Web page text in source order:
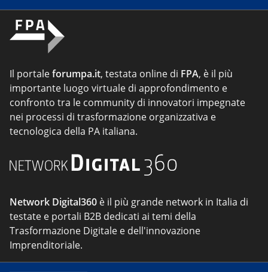
Il portaleforumpa.it, testata online di FPA, è il più
importante luogo virtuale di approfondimento e
confronto tra le community di innovatori impegnate
nei processi di trasformazione organizzativa e
tecnologica della PA italiana.
Network Digital360 è il più grande network in Italia di
testate e portali B2B dedicati ai temi della
Trasformazione Digitale e dell'innovazione
Imprenditoriale.